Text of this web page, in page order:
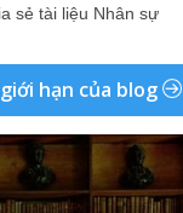
sẻ tài liệu Nhân sự
hạn của blog